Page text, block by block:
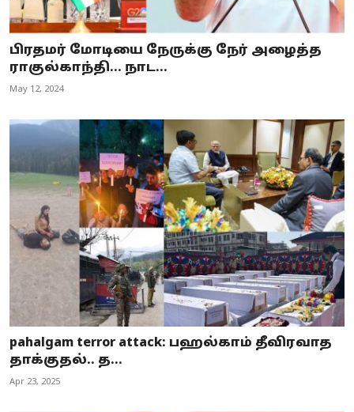
பிரதமர் மோடியை நேருக்கு நேர் அழைத்த
ராகுல்காந்தி... நாட...
May 12, 2024
pahalgam terror attack: பஹல்காம் தீவிரவாத
தாக்குதல்.. த...
Apr 23, 2025